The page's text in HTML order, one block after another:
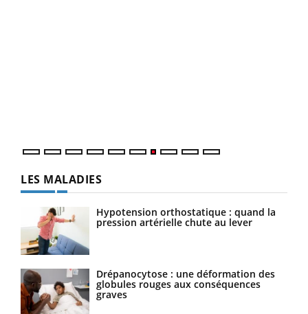
LES MALADIES
Hypotension orthostatique : quand la
pression artérielle chute au lever
Drépanocytose : une déformation des
globules rouges aux conséquences
graves